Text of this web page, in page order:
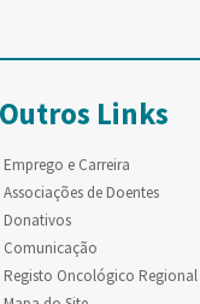
Outros Links
Emprego e Carreira
Associações de Doentes
Donativos
Comunicação
Registo Oncológico